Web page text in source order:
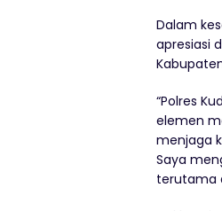
Dalam
apresiasi
“Polres
elemen
menjaga
Saya
terutama